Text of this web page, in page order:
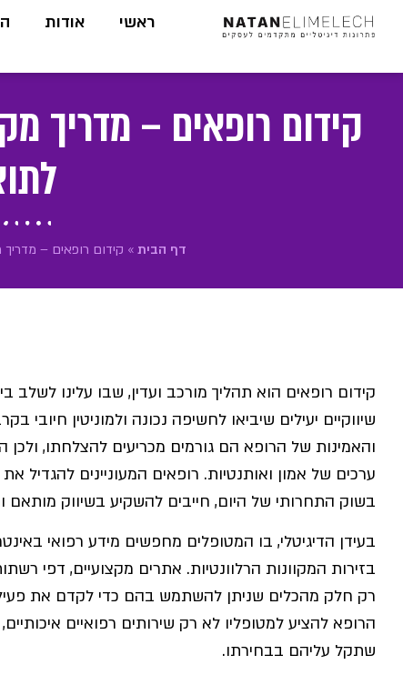
ראשי אודות
קידום רופאים – מדריך
דף הבית » קידום רופאים – מדריך
קידום רופאים הוא תהליך מורכב ועדין, שבו עלינו לשלב
שיווקיים יעילים שיביאו לחשיפה נכונה ולמוניטין חיובי
והאמינות של הרופא הם גורמים מכריעים להצלחתו, ולכן
ערכים של אמון ואותנטיות. רופאים המעוניינים
בשוק התחרותי של היום, חייבים להשקיע בשיווק מותאם
בעידן הדיגיטלי, בו המטופלים מחפשים מידע רפואי
בזירות המקוונות הרלוונטיות. אתרים מקצועיים, דפי
רק חלק מהכלים שניתן להשתמש בהם כדי לקדם את
הרופא להציע למטופליו לא רק שירותים רפואיים
שתקל עליהם בבחירתו.